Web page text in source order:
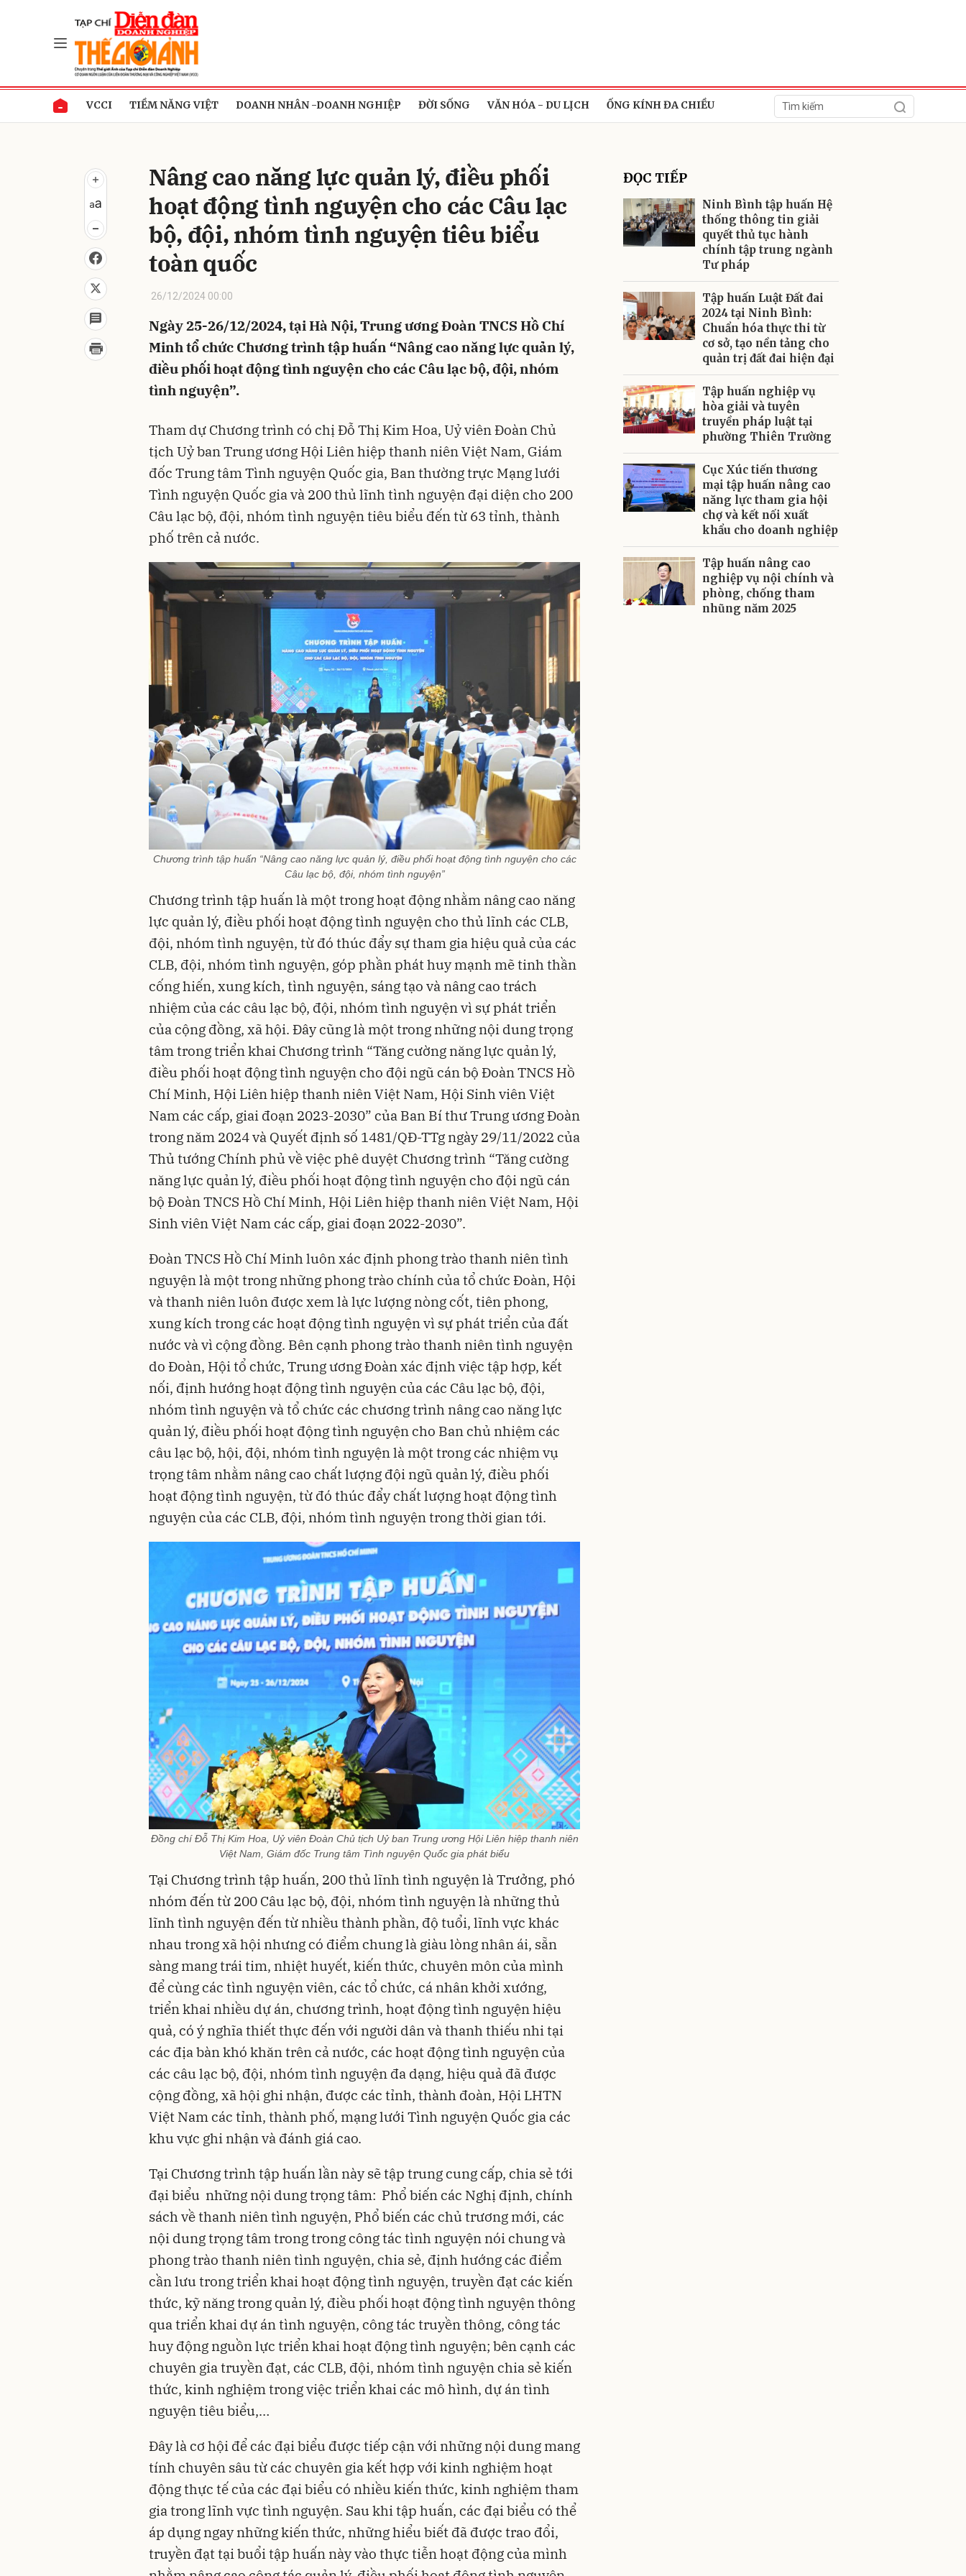
VCCI TIỀM NĂNG VIỆT DOANH NHÂN -DOANH NGHIỆP ĐỜI SỐNG VĂN HÓA - DU LỊCH ỐNG KÍNH ĐA CHIỀU
Nâng cao năng lực quản lý, điều phối
hoạt động tình nguyện cho các Câu lạc
bộ, đội, nhóm tình nguyện tiêu biểu
toàn quốc
26/12/2024 00:00
Ngày 25-26/12/2024, tại Hà Nội, Trung ương Đoàn TNCS Hồ Chí
Minh tổ chức Chương trình tập huấn “Nâng cao năng lực quản lý,
điều phối hoạt động tình nguyện cho các Câu lạc bộ, đội, nhóm
tình nguyện”.
Tham dự Chương trình có chị Đỗ Thị Kim Hoa, Uỷ viên Đoàn Chủ
tịch Uỷ ban Trung ương Hội Liên hiệp thanh niên Việt Nam, Giám
đốc Trung tâm Tình nguyện Quốc gia, Ban thường trực Mạng lưới
Tình nguyện Quốc gia và 200 thủ lĩnh tình nguyện đại diện cho 200
Câu lạc bộ, đội, nhóm tình nguyện tiêu biểu đến từ 63 tỉnh, thành
phố trên cả nước.
Chương trình tập huấn “Nâng cao năng lực quản lý, điều phối hoạt động tình nguyện cho các
Câu lạc bộ, đội, nhóm tình nguyện”
Chương trình tập huấn là một trong hoạt động nhằm nâng cao năng
lực quản lý, điều phối hoạt động tình nguyện cho thủ lĩnh các CLB,
đội, nhóm tình nguyện, từ đó thúc đẩy sự tham gia hiệu quả của các
CLB, đội, nhóm tình nguyện, góp phần phát huy mạnh mẽ tinh thần
cống hiến, xung kích, tình nguyện, sáng tạo và nâng cao trách
nhiệm của các câu lạc bộ, đội, nhóm tình nguyện vì sự phát triển
của cộng đồng, xã hội. Đây cũng là một trong những nội dung trọng
tâm trong triển khai Chương trình “Tăng cường năng lực quản lý,
điều phối hoạt động tình nguyện cho đội ngũ cán bộ Đoàn TNCS Hồ
Chí Minh, Hội Liên hiệp thanh niên Việt Nam, Hội Sinh viên Việt
Nam các cấp, giai đoạn 2023-2030” của Ban Bí thư Trung ương Đoàn
trong năm 2024 và Quyết định số 1481/QĐ-TTg ngày 29/11/2022 của
Thủ tướng Chính phủ về việc phê duyệt Chương trình “Tăng cường
năng lực quản lý, điều phối hoạt động tình nguyện cho đội ngũ cán
bộ Đoàn TNCS Hồ Chí Minh, Hội Liên hiệp thanh niên Việt Nam, Hội
Sinh viên Việt Nam các cấp, giai đoạn 2022-2030”.
Đoàn TNCS Hồ Chí Minh luôn xác định phong trào thanh niên tình
nguyện là một trong những phong trào chính của tổ chức Đoàn, Hội
và thanh niên luôn được xem là lực lượng nòng cốt, tiên phong,
xung kích trong các hoạt động tình nguyện vì sự phát triển của đất
nước và vì cộng đồng. Bên cạnh phong trào thanh niên tình nguyện
do Đoàn, Hội tổ chức, Trung ương Đoàn xác định việc tập hợp, kết
nối, định hướng hoạt động tình nguyện của các Câu lạc bộ, đội,
nhóm tình nguyện và tổ chức các chương trình nâng cao năng lực
quản lý, điều phối hoạt động tình nguyện cho Ban chủ nhiệm các
câu lạc bộ, hội, đội, nhóm tình nguyện là một trong các nhiệm vụ
trọng tâm nhằm nâng cao chất lượng đội ngũ quản lý, điều phối
hoạt động tình nguyện, từ đó thúc đẩy chất lượng hoạt động tình
nguyện của các CLB, đội, nhóm tình nguyện trong thời gian tới.
Đồng chí Đỗ Thị Kim Hoa, Uỷ viên Đoàn Chủ tịch Uỷ ban Trung ương Hội Liên hiệp thanh niên
Việt Nam, Giám đốc Trung tâm Tình nguyện Quốc gia phát biểu
Tại Chương trình tập huấn, 200 thủ lĩnh tình nguyện là Trưởng, phó
nhóm đến từ 200 Câu lạc bộ, đội, nhóm tình nguyện là những thủ
lĩnh tình nguyện đến từ nhiều thành phần, độ tuổi, lĩnh vực khác
nhau trong xã hội nhưng có điểm chung là giàu lòng nhân ái, sẵn
sàng mang trái tim, nhiệt huyết, kiến thức, chuyên môn của mình
để cùng các tình nguyện viên, các tổ chức, cá nhân khởi xướng,
triển khai nhiều dự án, chương trình, hoạt động tình nguyện hiệu
quả, có ý nghĩa thiết thực đến với người dân và thanh thiếu nhi tại
các địa bàn khó khăn trên cả nước, các hoạt động tình nguyện của
các câu lạc bộ, đội, nhóm tình nguyện đa dạng, hiệu quả đã được
cộng đồng, xã hội ghi nhận, được các tỉnh, thành đoàn, Hội LHTN
Việt Nam các tỉnh, thành phố, mạng lưới Tình nguyện Quốc gia các
khu vực ghi nhận và đánh giá cao.
Tại Chương trình tập huấn lần này sẽ tập trung cung cấp, chia sẻ tới
đại biểu những nội dung trọng tâm: Phổ biến các Nghị định, chính
sách về thanh niên tình nguyện, Phổ biến các chủ trương mới, các
nội dung trọng tâm trong trong công tác tình nguyện nói chung và
phong trào thanh niên tình nguyện, chia sẻ, định hướng các điểm
cần lưu trong triển khai hoạt động tình nguyện, truyền đạt các kiến
thức, kỹ năng trong quản lý, điều phối hoạt động tình nguyện thông
qua triển khai dự án tình nguyện, công tác truyền thông, công tác
huy động nguồn lực triển khai hoạt động tình nguyện; bên cạnh các
chuyên gia truyền đạt, các CLB, đội, nhóm tình nguyện chia sẻ kiến
thức, kinh nghiệm trong việc triển khai các mô hình, dự án tình
nguyện tiêu biểu,…
Đây là cơ hội để các đại biểu được tiếp cận với những nội dung mang
tính chuyên sâu từ các chuyên gia kết hợp với kinh nghiệm hoạt
động thực tế của các đại biểu có nhiều kiến thức, kinh nghiệm tham
gia trong lĩnh vực tình nguyện. Sau khi tập huấn, các đại biểu có thể
áp dụng ngay những kiến thức, những hiểu biết đã được trao đổi,
truyền đạt tại buổi tập huấn này vào thực tiễn hoạt động của mình
ĐỌC TIẾP
Ninh Bình tập huấn Hệ
thống thông tin giải
quyết thủ tục hành
chính tập trung ngành
Tư pháp
Tập huấn Luật Đất đai
2024 tại Ninh Bình:
Chuẩn hóa thực thi từ
cơ sở, tạo nền tảng cho
quản trị đất đai hiện đại
Tập huấn nghiệp vụ
hòa giải và tuyên
truyền pháp luật tại
phường Thiên Trường
Cục Xúc tiến thương
mại tập huấn nâng cao
năng lực tham gia hội
chợ và kết nối xuất
khẩu cho doanh nghiệp
Tập huấn nâng cao
nghiệp vụ nội chính và
phòng, chống tham
nhũng năm 2025
Gửi